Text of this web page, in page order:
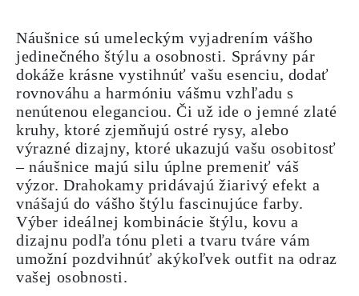
Náušnice sú umeleckým vyjadrením vášho
jedinečného štýlu a osobnosti. Správny pár
dokáže krásne vystihnúť vašu esenciu, dodať
rovnováhu a harmóniu vášmu vzhľadu s
nenútenou eleganciou. Či už ide o jemné zlaté
kruhy, ktoré zjemňujú ostré rysy, alebo
výrazné dizajny, ktoré ukazujú vašu osobitosť
– náušnice majú silu úplne premeniť váš
výzor. Drahokamy pridávajú žiarivý efekt a
vnášajú do vášho štýlu fascinujúce farby.
Výber ideálnej kombinácie štýlu, kovu a
dizajnu podľa tónu pleti a tvaru tváre vám
umožní pozdvihnúť akýkoľvek outfit na odraz
vašej osobnosti.